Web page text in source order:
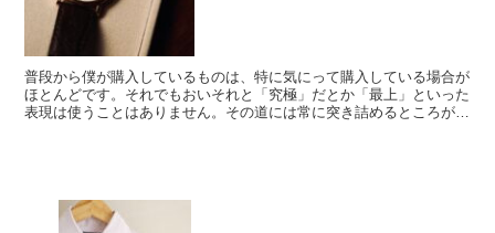
普段から僕が購入しているものは、特に気にって購入している場合が
ほとんどです。それでもおいそれと「究極」だとか「最上」といった
表現は使うことはありません。その道には常に突き詰めるところがあ